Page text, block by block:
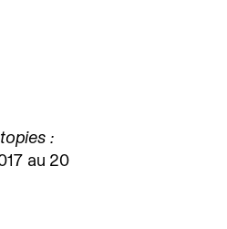
:
au 20